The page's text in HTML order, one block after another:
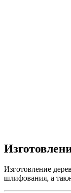
Изготовление
шлифования, а